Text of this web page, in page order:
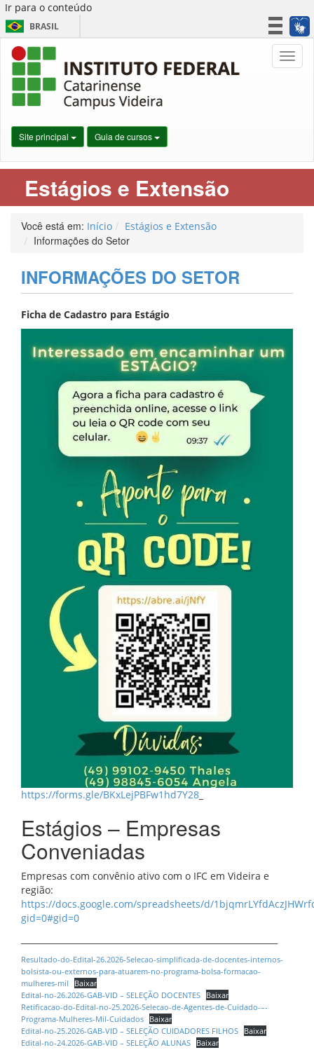
Ir para o conteúdo
BRASIL
Simplifique!
Site principal Guia de cursos
Estágios e Extensão
Você está em: Início Estágios e Extensão
Informações do Setor
INFORMAÇÕES DO SETOR
Ficha de Cadastro para Estágio
https://forms.gle/BKxLejPBFw1hd7Y28
Estágios – Empresas
Conveniadas
Empresas com convênio ativo com o IFC em Videira e
região:
https://docs.google.com/spreadsheets/d/
gid=0#gid=0
Resultado-do-Edital-26.2026-Selecao-simplificada-de-docentes-internos-
bolsista-ou-externos-para-atuarem-no-programa-bolsa-formacao-
mulheres-mil
Baixar
Edital-no-26.2026-GAB-VID – SELEÇÃO DOCENTES Baixar
Retificacao-do-Edital-no-25.2026-Selecao-de-Agentes-de-Cuidado-–-
Programa-Mulheres-Mil-Cuidados Baixar
Edital-no-25.2026-GAB-VID – SELEÇÃO CUIDADORES FILHOS Baixar
Edital-no-24.2026-GAB-VID – SELEÇÃO ALUNAS Baixar